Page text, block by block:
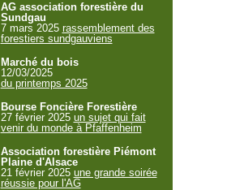
AG association forestière du
Sundgau
7 mars 2025 rassemblement des
forestiers sundgauviens
Marché du bois
12/03/2025
du printemps 2025
Bourse Foncière Forestière
27 février 2025 un sujet qui fait
venir du monde à Pfaffenheim
Association forestière Piémont
Plaine d'Alsace
21 février 2025 une grande soirée
réussie pour l'AG